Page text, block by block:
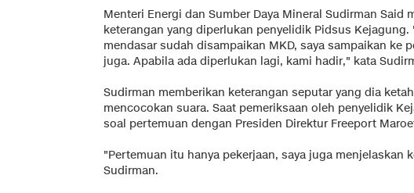
Menteri Energi dan Sumber Daya Mineral Sudirman Said
keterangan yang diperlukan penyelidik Pidsus
mendasar sudah disampaikan MKD, saya sampaikan ke
juga. Apabila ada diperlukan lagi, kami hadir," kata
Sudirman memberikan keterangan seputar yang dia
mencocokan suara. Saat pemeriksaan oleh penyelidik
soal pertemuan dengan Presiden Direktur Freeport
"Pertemuan itu hanya pekerjaan, saya juga menjelaskan
Sudirman.